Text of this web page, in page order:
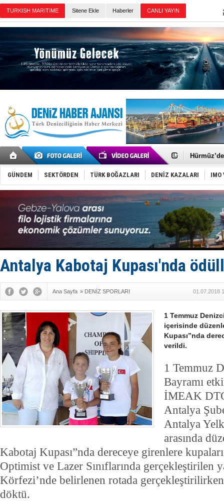
TURKISH MARITIME Sitene Ekle Haberler CANLI YAYIN
Denizcilik
‘14.
Taksi
TÜRKLİM
SOCAR da
Keşfedildi:
D-Marin,
Van’da
ASEAN
TAYK -
GÜNDEM SEKTÖRDEN TÜRK BOĞAZLARI DENİZ KAZALARI IMO
Antalya Kabotaj Kupası'nda
Ana Sayfa » DENİZ SPORLARI 01.07.2018
1 Temmuz
içerisinde
Kupası”nda
verildi.
1 Temmuz
Bayramı
İMEAK
Antalya
Antalya
arasında
Kabotaj Kupası”nda dereceye girenlere
Optimist ve Lazer Sınıflarında gerçekleştirilen
Körfezi’nde belirlenen rotada
döktü.